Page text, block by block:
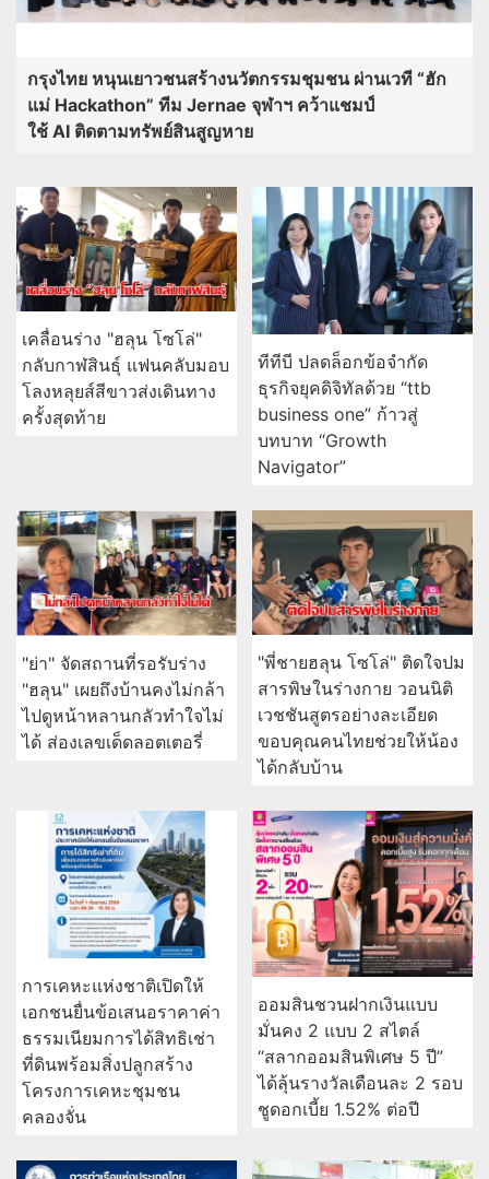
กรุงไทย หนุนเยาวชนสร้างนวัตกรรมชุมชน ผ่านเวที “ฮัก
แม่ Hackathon” ทีม Jernae จุฬาฯ คว้าแชมป์
ใช้ AI ติดตามทรัพย์สินสูญหาย
เคลื่อนร่าง "ฮลุน โซโล่"
กลับกาฬสินธุ์ แฟนคลับมอบ
โลงหลุยส์สีขาวส่งเดินทาง
ครั้งสุดท้าย
ทีทีบี ปลดล็อกข้อจำกัด
ธุรกิจยุคดิจิทัลด้วย “ttb
business one” ก้าวสู่
บทบาท “Growth
Navigator”
"ย่า" จัดสถานที่รอรับร่าง
"ฮลุน" เผยถึงบ้านคงไม่กล้า
ไปดูหน้าหลานกลัวทำใจไม่
ได้ ส่องเลขเด็ดลอตเตอรี่
"พี่ชายฮลุน โซโล่" ติดใจปม
สารพิษในร่างกาย วอนนิติ
เวชชันสูตรอย่างละเอียด
ขอบคุณคนไทยช่วยให้น้อง
ได้กลับบ้าน
การเคหะแห่งชาติเปิดให้
เอกชนยื่นข้อเสนอราคาค่า
ธรรมเนียมการได้สิทธิเช่า
ที่ดินพร้อมสิ่งปลูกสร้าง
โครงการเคหะชุมชน
คลองจั่น
ออมสินชวนฝากเงินแบบ
มั่นคง 2 แบบ 2 สไตล์
“สลากออมสินพิเศษ 5 ปี”
ได้ลุ้นรางวัลเดือนละ 2 รอบ
ชูดอกเบี้ย 1.52% ต่อปี